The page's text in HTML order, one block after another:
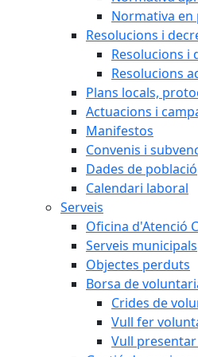
Normativa en
Resolucions i
Resolucions i
Resolucions
Plans locals,
Actuacions i
Manifestos
Convenis i
Dades de població
Calendari laboral
Serveis
Oficina d'Atenció
Serveis municipals
Objectes perduts
Borsa de
Crides de
Vull fer
Vull